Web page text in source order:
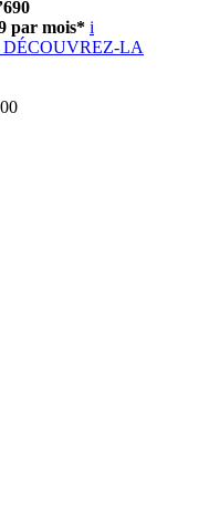
par mois* i
DÉCOUVREZ-LA